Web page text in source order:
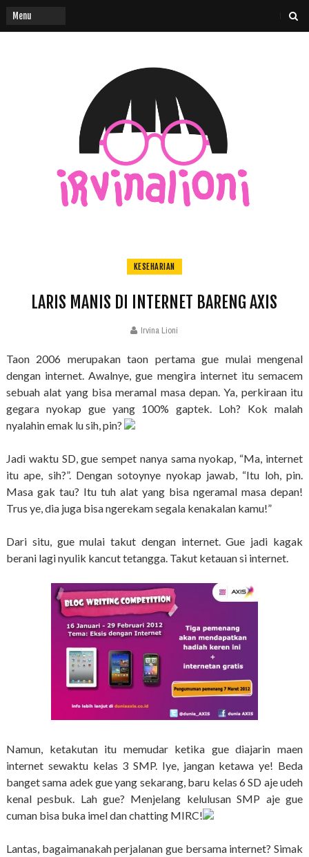
KESEHARIAN
LARIS MANIS DI INTERNET BARENG AXIS
Irvina Lioni
Taon 2006 merupakan taon pertama gue mulai mengenal
dengan internet. Awalnye, gue mengira internet itu semacem
sebuah alat yang bisa meramal masa depan. Ya, perkiraan itu
gegara nyokap gue yang 100% gaptek. Loh? Kok malah
nyalahin emak lu sih, pin?
Jadi waktu SD, gue sempet nanya sama nyokap, “Ma, internet
itu ape, sih?”. Dengan sotoynye nyokap jawab, “Itu loh, pin.
Masa gak tau? Itu tuh alat yang bisa ngeramal masa depan!
Trus ye, dia juga bisa ngerekam segala kenakalan kamu!”
Dari situ, gue mulai takut dengan internet. Gue jadi kagak
berani lagi nyulik kancut tetangga. Takut ketauan si internet.
Namun, ketakutan itu memudar ketika gue diajarin maen
internet sewaktu kelas 3 SMP. Iye, jangan ketawa ye! Beda
banget sama adek gue yang sekarang, baru kelas 6 SD aje udeh
kenal pesbuk. Lah gue? Menjelang kelulusan SMP aje gue
cuman bisa buka imel dan chatting MIRC!
Lantas, bagaimanakah perjalanan gue bersama internet? Simak